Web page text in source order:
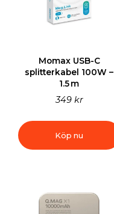
Momax USB-C
splitterkabel 100W –
1.5 m
349 kr
Köp nu